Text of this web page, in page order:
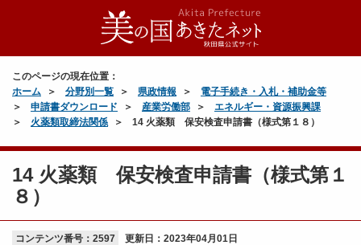
このページの現在位置：
ホーム
分野別一覧 県政情報
電子手続き・入札・補助金等
申請書ダウンロード
産業労働部
エネルギー・資源振興課
火薬類取締法関係
14 火薬類 保安検査申請書（様式第１８）
14 火薬類 保安検査申請書（様式第１
８）
コンテンツ番号：2597 更新日： 2023年04月01日